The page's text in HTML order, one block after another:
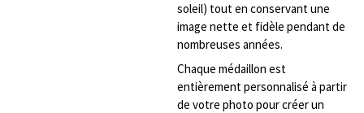
soleil) tout en conservant une
image nette et fidèle pendant de
nombreuses années.
Chaque médaillon est
entièrement personnalisé à partir
de votre photo pour créer un